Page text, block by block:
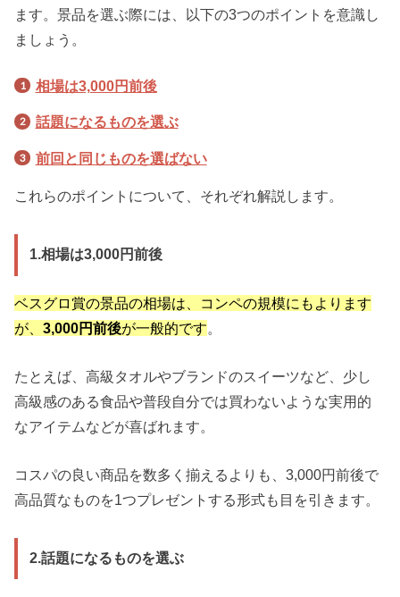
ます。景品を選ぶ際には、以下の3つのポイントを意識し
ましょう。
相場は3,000円前後
話題になるものを選ぶ
前回と同じものを選ばない
これらのポイントについて、それぞれ解説します。
1.相場は3,000円前後
ベスグロ賞の景品の相場は、コンペの規模にもよります
が、3,000円前後が一般的です
たとえば、高級タオルやブランドのスイーツなど、少し
高級感のある食品や普段自分では買わないような実用的
なアイテムなどが喜ばれます。
コスパの良い商品を数多く揃えるよりも、3,000円前後で
高品質なものを1つプレゼントする形式も目を引きます。
2.話題になるものを選ぶ